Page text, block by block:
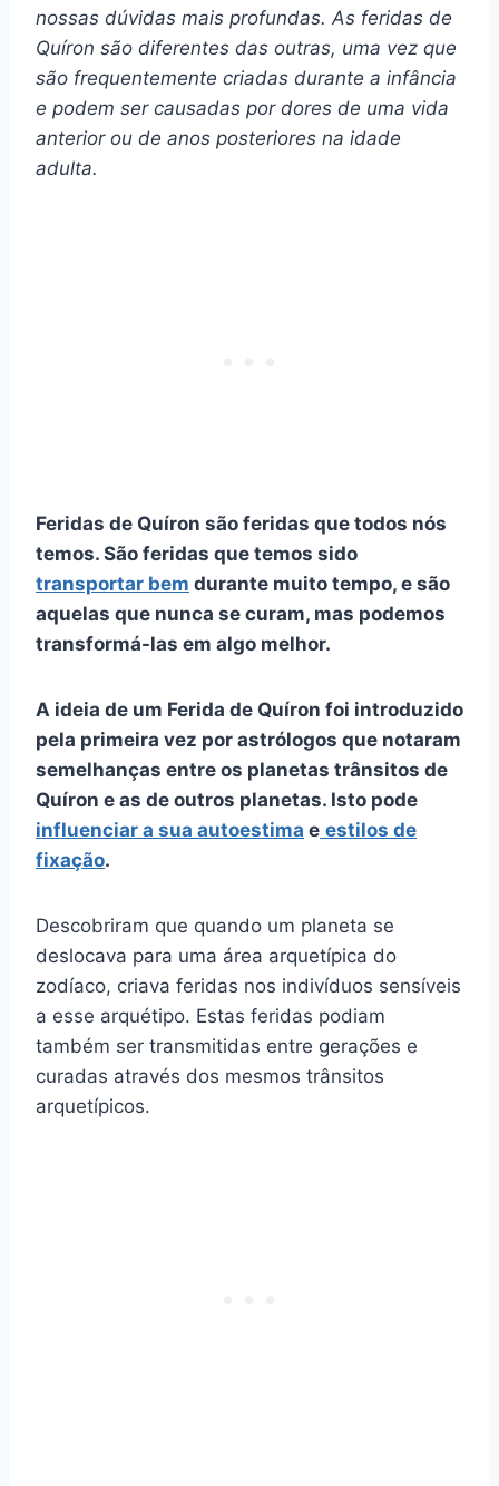
nossas dúvidas mais profundas. As feridas de
Quíron são diferentes das outras, uma vez que
são frequentemente criadas durante a infância
e podem ser causadas por dores de uma vida
anterior ou de anos posteriores na idade
adulta.
Feridas de Quíron são feridas que todos nós
temos. São feridas que temos sido
transportar bem durante muito tempo, e são
aquelas que nunca se curam, mas podemos
transformá-las em algo melhor.
A ideia de um Ferida de Quíron foi introduzido
pela primeira vez por astrólogos que notaram
semelhanças entre os planetas trânsitos de
Quíron e as de outros planetas. Isto pode
influenciar a sua autoestima e estilos de
fixação.
Descobriram que quando um planeta se
deslocava para uma área arquetípica do
zodíaco, criava feridas nos indivíduos sensíveis
a esse arquétipo. Estas feridas podiam
também ser transmitidas entre gerações e
curadas através dos mesmos trânsitos
arquetípicos.